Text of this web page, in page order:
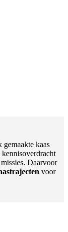
kaas
Daarvoor
voor